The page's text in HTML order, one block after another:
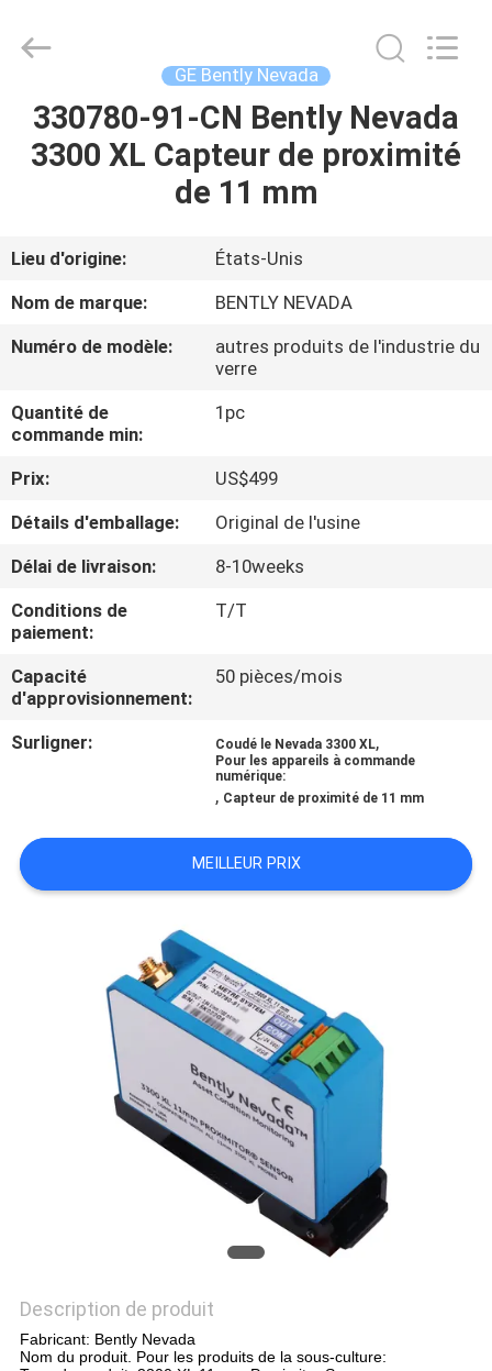
LA
PRODUITS
À
DE
NOUS
VISITE
DE
CONTRÔLE
DE
LA
NOUS
CONTACTER
NOUVELLES
DEMANDEZ
UN DEVIS
DE
CONFIDENTIALITÉ
INDUSTRY
Reserved.
GE Bently Nevada
330780-91-CN Bently Nevada
3300 XL Capteur de proximité
de 11 mm
Lieu d'origine:
États-Unis
Nom de marque:
BENTLY NEVADA
Numéro de modèle:
autres produits de l'industrie du
verre
Quantité de
commande min:
1pc
Prix:
US$499
Détails d'emballage:
Original de l'usine
Délai de livraison:
8-10weeks
Conditions de
paiement:
T/T
Capacité
d'approvisionnement:
50 pièces/mois
Surligner: Coudé le Nevada 3300 XL,
Pour les appareils à commande
numérique:
, Capteur de proximité de 11 mm
MEILLEUR PRIX
Description de produit
Fabricant: Bently Nevada
Nom du produit. Pour les produits de la sous-culture: